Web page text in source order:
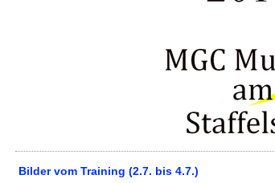
Bilder vom Training (2.7. bis 4.7.)